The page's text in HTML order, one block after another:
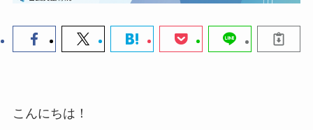
こんにちは！